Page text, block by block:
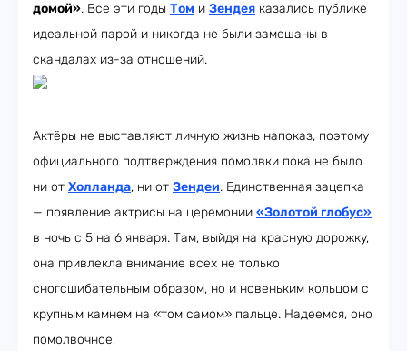
домой». Все эти годы Том и Зендея казались публике
идеальной парой и никогда не были замешаны в
скандалах из-за отношений.
Актёры не выставляют личную жизнь напоказ, поэтому
официального подтверждения помолвки пока не было
ни от Холланда, ни от Зендеи. Единственная зацепка
— появление актрисы на церемонии «Золотой глобус»
в ночь с 5 на 6 января. Там, выйдя на красную дорожку,
она привлекла внимание всех не только
сногсшибательным образом, но и новеньким кольцом с
крупным камнем на «том самом» пальце. Надеемся, оно
помолвочное!